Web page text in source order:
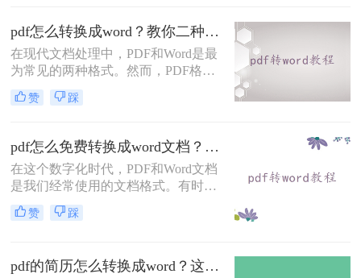
我们只需要进行简单的转换，并不需
要为此付费。本文将为您详细介绍怎
样免费pdf转word的方法，帮助您将
PDF文档转换为Word格式，同时提供
一些实用的技巧和建议。
pdf怎么转换成word？教你二种好用的方法！
在现代文档处理中，PDF和Word是最
为常见的两种格式。然而，PDF格式
的文件在编辑和修改方面相对困难，
而Word则更加灵活和易于操作。那
Word格式呢？答案是肯定的。本文将
为您详细介绍pdf怎么转换成word，让
您在日常的工作和学习中更加便捷。
赞 踩
pdf怎么免费转换成word文档？这几个方法教你轻松搞定！
在这个数字化时代，PDF和Word文档
是我们经常使用的文档格式。有时
候，我们可能需要将PDF转换为Word
文档以便于编辑或者格式调整。但
么免费转换成word文档呢？答案是肯
赞 踩
pdf的简历怎么转换成word？这三个方法建议使用！